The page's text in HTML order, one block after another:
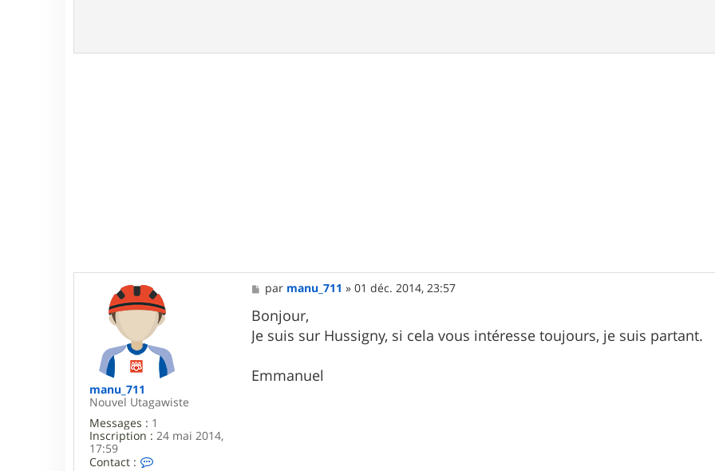
t
manu_711
Nouvel Utagawiste
Messages : 1
Inscription : 24 mai 2014,
17:59
Contact :
M
e
s
s
a
par manu_711 »01 déc. 2014, 23:57
Bonjour,
Je suis sur Hussigny, si cela vous intéresse toujours, je suis partant.
Emmanuel